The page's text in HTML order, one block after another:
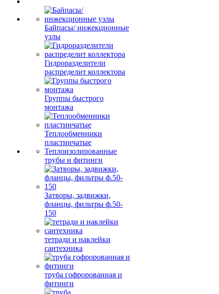
Байпасы/ инжекционные
узлы
Гидроразделители
распределит коллектора
Группы быстрого
монтажа
Теплообменники
пластинчатые
Теплоизолированные
трубы и фитинги
Затворы, задвижки,
фланцы, фильтры ф.50-
150
тетради и наклейки
сантехника
труба гофророванная и
фитинги